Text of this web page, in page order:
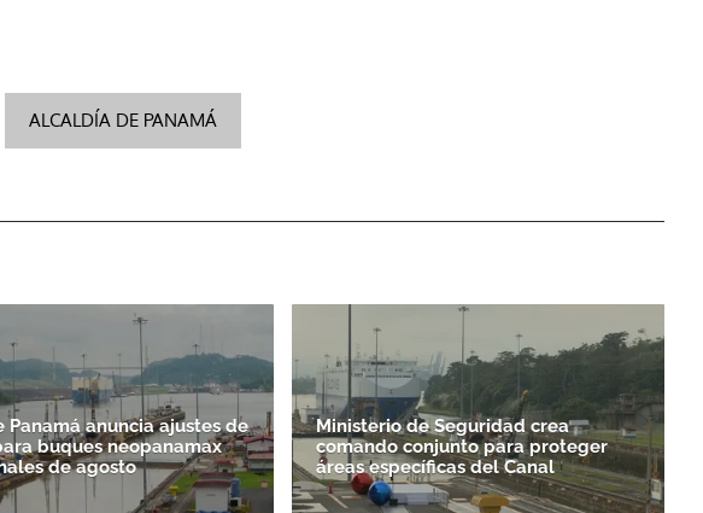
boletín.
ALCALDÍA DE PANAMÁ
Panamá anuncia ajustes de
buques neopanamax
de agosto
Ministerio de Seguridad crea
comando conjunto para proteger
áreas específicas del Canal